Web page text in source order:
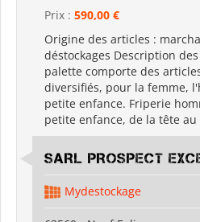
Prix : 590,00 €
Origine des articles :
déstockages Description
palette comporte des
diversifiés, pour la femme,
petite enfance. Friperie
petite enfance, de la tête au
SARL PROSPECT
Mydestockage